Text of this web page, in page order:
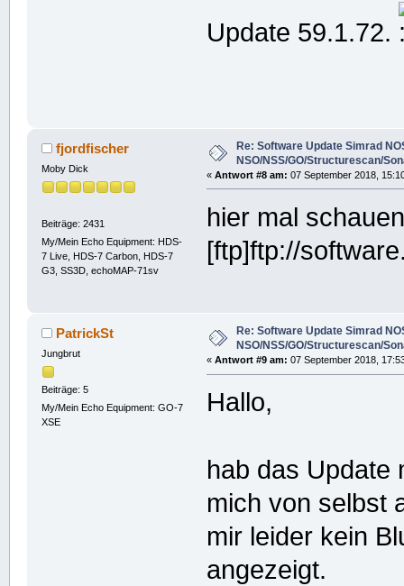
Update 59.1.72.
fjordfischer
Moby Dick
Beiträge: 2431
My/Mein Echo Equipment: HDS-
7 Live, HDS-7 Carbon, HDS-7
G3, SS3D, echoMAP-71sv
Re: Software Update Simrad
NSO/NSS/GO/Structurescan/
«Antwort #8 am: 07 September 2018,
hier mal
[ftp]ftp://
PatrickSt
Jungbrut
Beiträge: 5
My/Mein Echo Equipment: GO-7
XSE
Re: Software Update Simrad
NSO/NSS/GO/Structurescan/
«Antwort #9 am: 07 September 2018,
Hallo,
hab das Update
mich von selbst
mir leider kein
angezeigt.